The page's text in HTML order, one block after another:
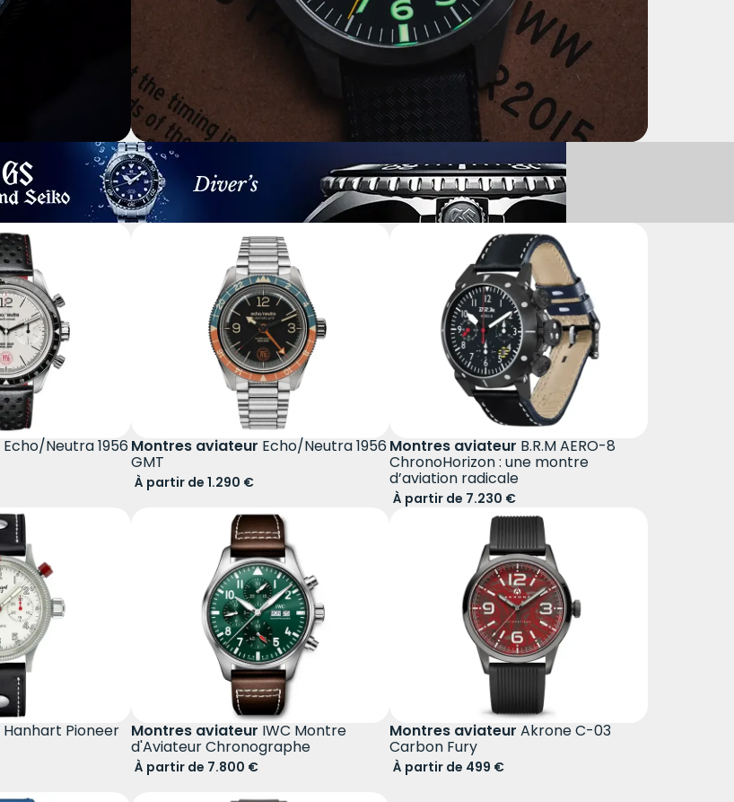
Esprit tactique moderne
MONTRES AVIATEUR REDWOOD VULCAN
Echo/Neutra 1956 Montres aviateur Echo/Neutra 1956
GMT
À partir de 1.290 €
Montres aviateur B.R.M AERO-8
ChronoHorizon : une montre
d’aviation radicale
À partir de 7.230 €
Hanhart Pioneer Montres aviateur IWC Montre
d'Aviateur Chronographe
À partir de 7.800 €
Montres aviateur Akrone C-03
Carbon Fury
À partir de 499 €